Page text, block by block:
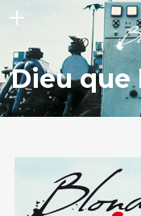
ACCUEIL
NEWS
VIDEOS
GALLERY
Dieu que